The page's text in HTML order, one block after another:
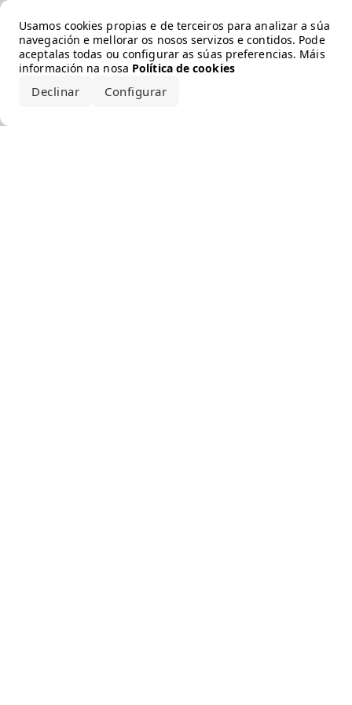
Usamos cookies propias e de terceiros para analizar a súa
navegación e mellorar os nosos servizos e contidos. Pode
aceptalas todas ou configurar as súas preferencias. Máis
información na nosa Política de cookies
Declinar Configurar
Error loading the brand